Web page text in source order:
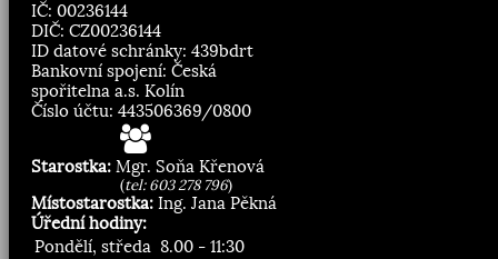
IČ: 00236144
DIČ: CZ00236144
ID datové schránky: 439bdrt
Bankovní spojení: Česká
spořitelna a.s. Kolín
Číslo účtu: 443506369/0800
Starostka: Mgr. Soňa Křenová
(tel: 603 278 796)
Místostarostka: Ing. Jana Pěkná
Úřední hodiny:
Pondělí, středa 8.00 - 11:30